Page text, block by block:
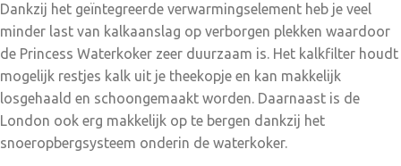
Dankzij het geïntegreerde verwarmingselement heb je veel
minder last van kalkaanslag op verborgen plekken waardoor
de Princess Waterkoker zeer duurzaam is. Het kalkfilter houdt
mogelijk restjes kalk uit je theekopje en kan makkelijk
losgehaald en schoongemaakt worden. Daarnaast is de
London ook erg makkelijk op te bergen dankzij het
snoeropbergsysteem onderin de waterkoker.